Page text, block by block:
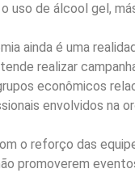
uso de álcool gel,
ainda é uma
realizar
econômicos
envolvidos na
o reforço das
promoverem